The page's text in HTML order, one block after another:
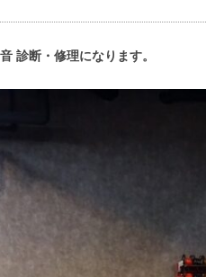
診断・修理になります。